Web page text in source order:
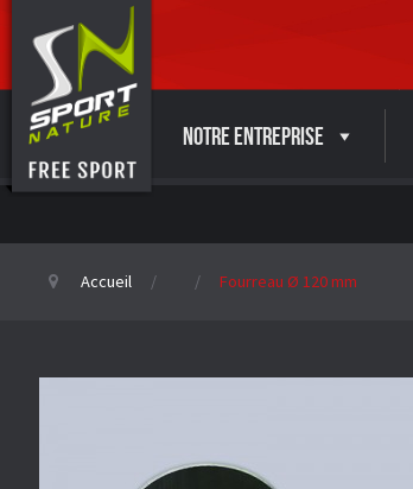
Notre entreprise
Accueil Fourreau Ø 120 mm